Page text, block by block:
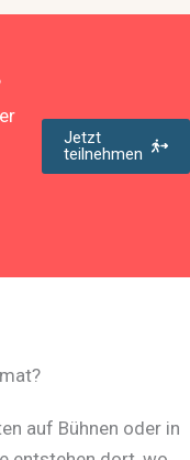
Jetzt
teilnehmen
auf Bühnen oder in